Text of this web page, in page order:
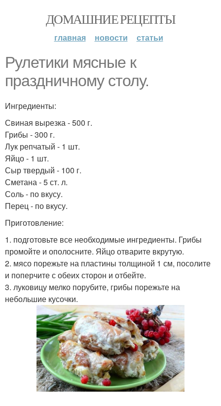
ДОМАШНИЕ РЕЦЕПТЫ
главная новости статьи
Рулетики мясные к
праздничному столу.
Ингредиенты:
Свиная вырезка - 500 г.
Грибы - 300 г.
Лук репчатый - 1 шт.
Яйцо - 1 шт.
Сыр твердый - 100 г.
Сметана - 5 ст. л.
Соль - по вкусу.
Перец - по вкусу.
Приготовление:
1. подготовьте все необходимые ингредиенты. Грибы
промойте и ополосните. Яйцо отварите вкрутую.
2. мясо порежьте на пластины толщиной 1 см, посолите
и поперчите с обеих сторон и отбейте.
3. луковицу мелко порубите, грибы порежьте на
небольшие кусочки.